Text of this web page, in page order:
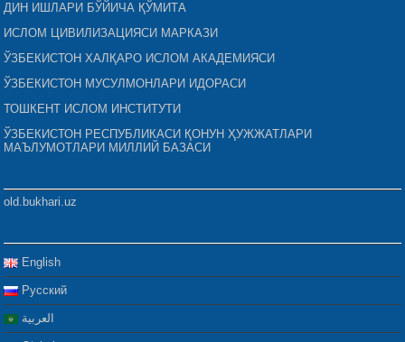
ДИН ИШЛАРИ БЎЙИЧА ҚЎМИТА
ИСЛОМ ЦИВИЛИЗАЦИЯСИ МАРКАЗИ
ЎЗБЕКИСТОН ХАЛҚАРО ИСЛОМ АКАДЕМИЯСИ
ЎЗБЕКИСТОН МУСУЛМОНЛАРИ ИДОРАСИ
ТОШКЕНТ ИСЛОМ ИНСТИТУТИ
ЎЗБЕКИСТОН РЕСПУБЛИКАСИ ҚОНУН ҲУЖЖАТЛАРИ
МАЪЛУМОТЛАРИ МИЛЛИЙ БАЗАСИ
old.bukhari.uz
English
Русский
العربية